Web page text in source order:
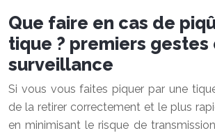
Que faire en cas de
tique ? premiers gestes
surveillance
Si vous vous faites piquer par une
de la retirer correctement et le plus
en minimisant le risque de